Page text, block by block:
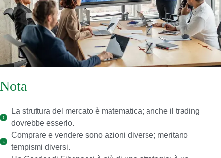
Nota
La struttura del mercato è matematica; anche il trading
dovrebbe esserlo.
Comprare e vendere sono azioni diverse; meritano
tempismi diversi.